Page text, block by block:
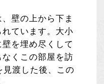
壁の上から下ま
ています。大小
を埋め尽くして
くこの部屋を訪
見渡した後、この